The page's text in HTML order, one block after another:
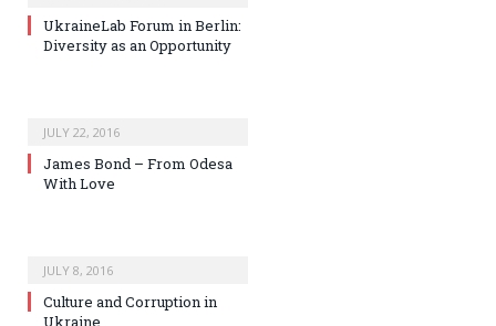
UkraineLab Forum in Berlin:
Diversity as an Opportunity
JULY 22, 2016
James Bond – From Odesa
With Love
JULY 8, 2016
Culture and Corruption in
Ukraine